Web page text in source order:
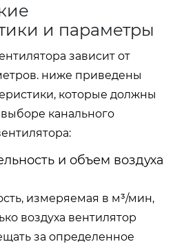
и параметры
зависит от
ниже приведены
которые должны
канального
и объем воздуха
измеряемая в м³/мин,
воздуха вентилятор
за определенное